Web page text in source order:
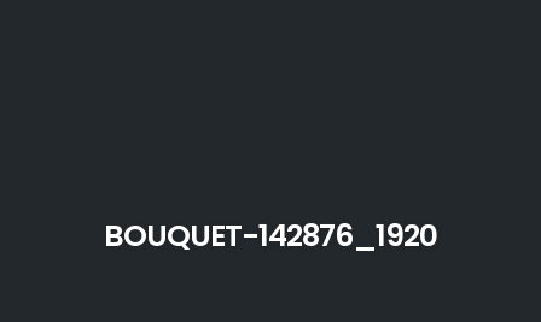
BOUQUET-142876_1920